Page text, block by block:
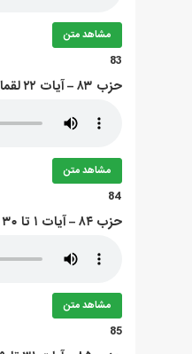
مشاهد متن
83
حزب ۸۳ – آيات ۲۲ لقمان تا ۳۰ سجده
مشاهد متن
84
حزب ۸۴ – آيات ۱ تا ۳۰ احزاب
مشاهد متن
85